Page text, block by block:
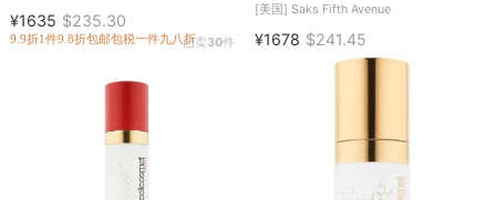
¥1635 $235.30
9.9折1件9.8折包邮包税一件九八折已卖30件
[美国] Saks Fifth Avenue
¥1678 $241.45